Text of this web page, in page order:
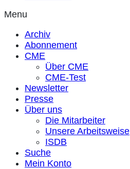
Menu
Archiv
Abonnement
CME
Über CME
CME-Test
Newsletter
Presse
Über uns
Die Mitarbeiter
Unsere Arbeitsweise
ISDB
Suche
Mein Konto